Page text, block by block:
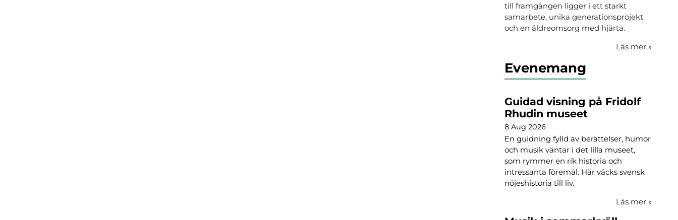
till framgången ligger i ett starkt
samarbete, unika generationsprojekt
och en äldreomsorg med hjärta.
Läs mer »
Evenemang
Guidad visning på Fridolf
Rhudin museet
8 Aug 2026
En guidning fylld av berättelser, humor
och musik väntar i det lilla museet,
som rymmer en rik historia och
intressanta föremål. Här väcks svensk
nöjeshistoria till liv.
Läs mer »